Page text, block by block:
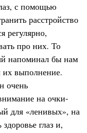
с помощью
расстройство
регулярно,
про них. То
напоминал бы нам
их выполнение.
очень
на очки-
для «ленивых», на
глаз и,